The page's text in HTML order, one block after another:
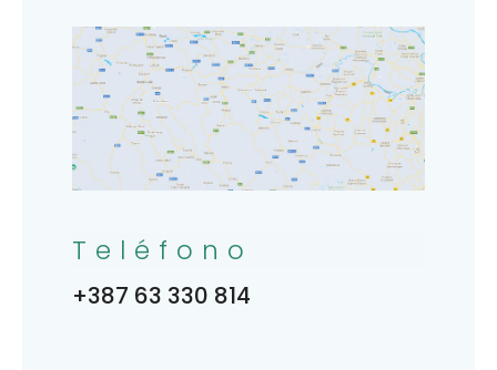
Teléfono
+387 63 330 814